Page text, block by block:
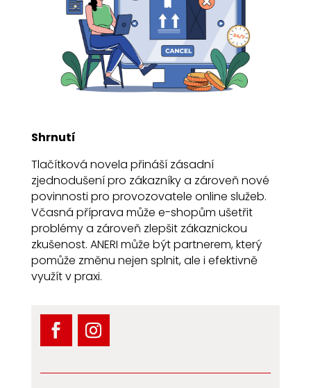
Shrnutí
Tlačítková novela přináší zásadní
zjednodušení pro zákazníky a zároveň nové
povinnosti pro provozovatele online služeb.
Včasná příprava může e-shopům ušetřit
problémy a zároveň zlepšit zákaznickou
zkušenost. ANERI může být partnerem, který
pomůže změnu nejen splnit, ale i efektivně
využít v praxi.